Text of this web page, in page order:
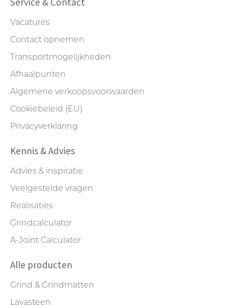
Vacatures
Contact opnemen
Transportmogelijkheden
Afhaalpunten
Algemene verkoopsvoorwaarden
Cookiebeleid (EU)
Privacyverklaring
Kennis & Advies
Advies & inspiratie
Veelgestelde vragen
Realisaties
Grindcalculator
A-Joint Calculator
Alle producten
Grind & Grindmatten
Lavasteen